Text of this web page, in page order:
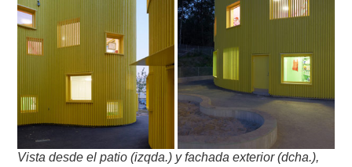
Vista desde el patio (izqda.) y fachada exterior (dcha.),